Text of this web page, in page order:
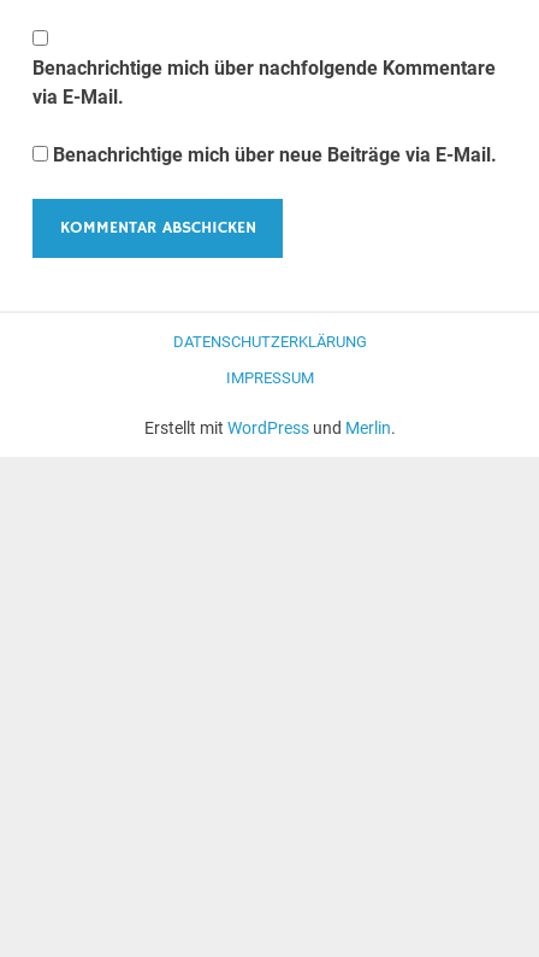
Benachrichtige mich über nachfolgende Kommentare
via E-Mail.
Benachrichtige mich über neue Beiträge via E-Mail.
DATENSCHUTZERKLÄRUNG
IMPRESSUM
Erstellt mit WordPressund Merlin.